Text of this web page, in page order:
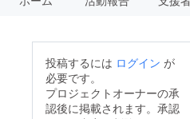
投稿するには ログイン が
必要です。
プロジェクトオーナーの承
認後に掲載されます。承認